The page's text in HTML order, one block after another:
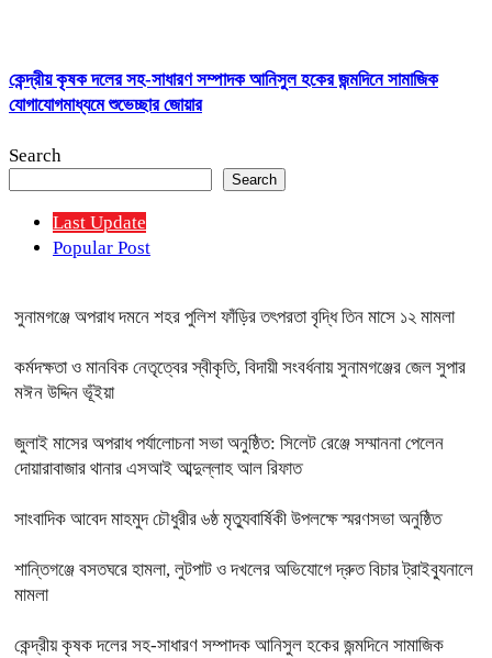
কেন্দ্রীয় কৃষক দলের সহ-সাধারণ সম্পাদক আনিসুল হকের জন্মদিনে সামাজিক
যোগাযোগমাধ্যমে শুভেচ্ছার জোয়ার
Search
Search
Last Update
Popular Post
সুনামগঞ্জে অপরাধ দমনে শহর পুলিশ ফাঁড়ির তৎপরতা বৃদ্ধি তিন মাসে ১২ মামলা
কর্মদক্ষতা ও মানবিক নেতৃত্বের স্বীকৃতি, বিদায়ী সংবর্ধনায় সুনামগঞ্জের জেল সুপার
মঈন উদ্দিন ভূঁইয়া
জুলাই মাসের অপরাধ পর্যালোচনা সভা অনুষ্ঠিত: সিলেট রেঞ্জে সম্মাননা পেলেন
দোয়ারাবাজার থানার এসআই আব্দুল্লাহ আল রিফাত
সাংবাদিক আবেদ মাহমুদ চৌধুরীর ৬ষ্ঠ মৃত্যুবার্ষিকী উপলক্ষে স্মরণসভা অনুষ্ঠিত
শান্তিগঞ্জে বসতঘরে হামলা, লুটপাট ও দখলের অভিযোগে দ্রুত বিচার ট্রাইব্যুনালে
মামলা
কেন্দ্রীয় কৃষক দলের সহ-সাধারণ সম্পাদক আনিসুল হকের জন্মদিনে সামাজিক